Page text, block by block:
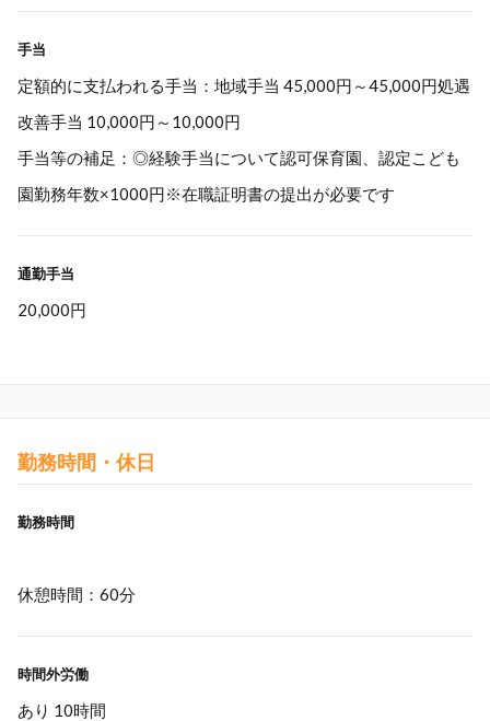
手当
定額的に支払われる手当：地域手当 45,000円～45,000円処遇
改善手当 10,000円～10,000円
手当等の補足：◎経験手当について認可保育園、認定こども
園勤務年数×1000円※在職証明書の提出が必要です
通勤手当
20,000円
勤務時間・休日
勤務時間
休憩時間：60分
時間外労働
あり 10時間